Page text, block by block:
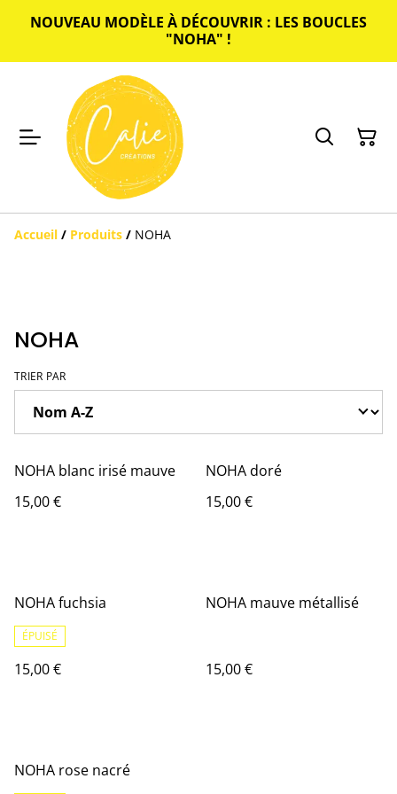
NOUVEAU MODÈLE À DÉCOUVRIR : LES BOUCLES
"NOHA" !
Accueil / Produits / NOHA
NOHA
TRIER PAR
NOHA blanc irisé mauve
15,00 €
NOHA doré
15,00 €
NOHA fuchsia
ÉPUISÉ
15,00 €
NOHA mauve métallisé
15,00 €
NOHA rose nacré